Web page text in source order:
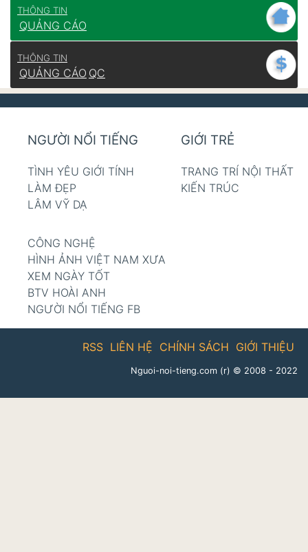
THÔNG TIN
QUẢNG CÁO
THÔNG TIN
QUẢNG CÁO QC
NGƯỜI NỔI TIẾNG
TÌNH YÊU GIỚI TÍNH
LÀM ĐẸP
LÂM VỸ DẠ
GIỚI TRẺ
TRANG TRÍ NỘI THẤT
KIẾN TRÚC
CÔNG NGHỆ
HÌNH ẢNH VIỆT NAM XƯA
XEM NGÀY TỐT
BTV HOÀI ANH
NGƯỜI NỔI TIẾNG FB
GIỚI THIỆU
CHÍNH SÁCH
LIÊN HỆ
RSS
Nguoi-noi-tieng.com (r) © 2008 - 2022